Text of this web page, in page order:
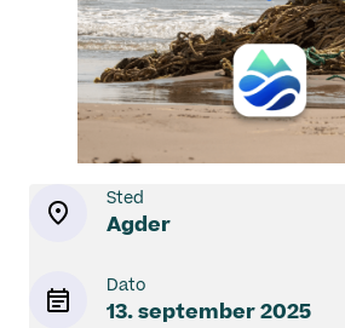
Sted
Agder
Dato
13. september 2025